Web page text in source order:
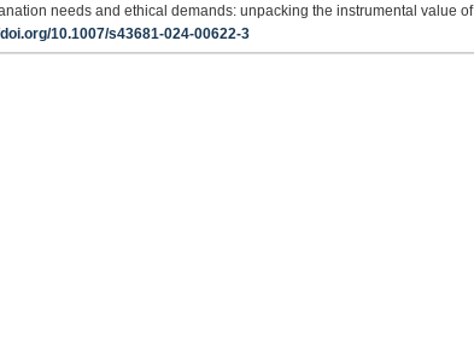
needs and ethical demands: unpacking the instrumental value of
10.1007/s43681-024-00622-3